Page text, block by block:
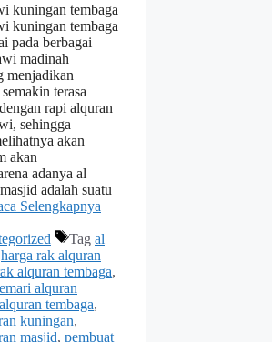
kuningan tembaga
kuningan tembaga
pada berbagai
madinah
menjadikan
terasa
rapi alquran
sehingga
akan
akan
adanya al
adalah suatu
Selengkapnya
Tag al
harga rak alquran
alquran tembaga,
alquran
tembaga,
kuningan,
masjid, pembuat